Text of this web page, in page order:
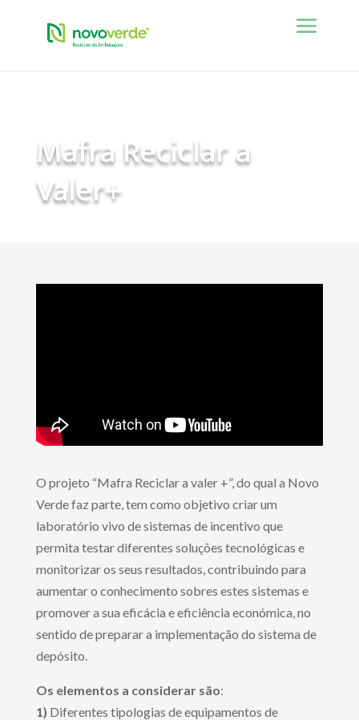
Mafra Reciclar a
Valer+
O projeto “Mafra Reciclar a valer +”, do qual a Novo
Verde faz parte, tem como objetivo criar um
laboratório vivo de sistemas de incentivo que
permita testar diferentes soluções tecnológicas e
monitorizar os seus resultados, contribuindo para
aumentar o conhecimento sobres estes sistemas e
promover a sua eficácia e eficiência económica, no
sentido de preparar a implementação do sistema de
depósito.
Os elementos a considerar são:
1) Diferentes tipologias de equipamentos de